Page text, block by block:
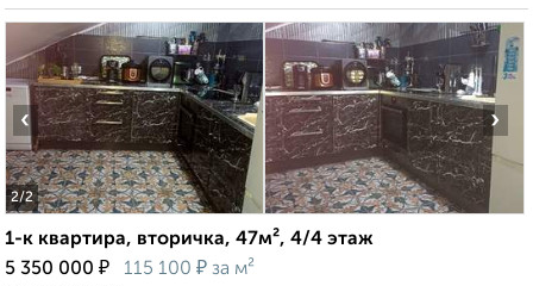
2/2
‹ ›
1-к квартира, вторичка, 47м², 4/4 этаж
5 350 000 ₽ 115 100 ₽ за м²